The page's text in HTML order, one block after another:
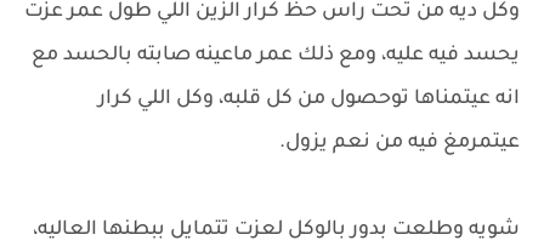
وكل ديه من تحت راس حظ كرار الزين اللي طول عمر عزت
يحسد فيه عليه، ومع ذلك عمر ماعينه صابته بالحسد مع
انه عيتمناها توحصول من كل قلبه، وكل اللي كرار
عيتمرمغ فيه من نعم يزول.
شويه وطلعت بدور بالوكل لعزت تتمايل ببطنها العاليه،